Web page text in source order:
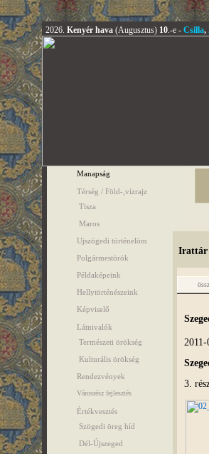
2026. Kenyér hava (Augusztus) 10.-e - Csilla,
Manapság
Térség / Föld-,vízrajz
Tisza
Maros
Ujszögedi történelöm
Polgármestörök
Példaképeink
Hellytörténészeink
Képviselő
Látnivalók
Természeti örökség
Kulturális örökség
Rendezvények
Városrész fejlesztés
Értékvesztés
Szögedi öreg híd
Dél-Újszeged
Irattár
3.